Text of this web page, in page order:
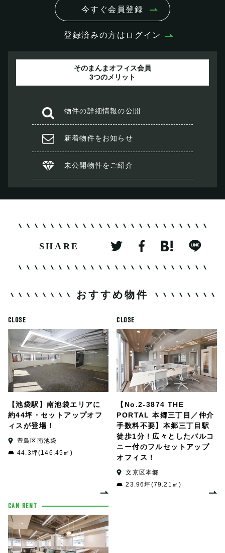
今すぐ会員登録
登録済みの方はログイン
そのまんまオフィス会員
3つのメリット
物件の詳細情報の公開
新着物件をお知らせ
未公開物件を ご紹介
SHARE
おすすめ物件
CLOSE
【池袋駅】南池袋エリアに
約44坪・セットアップオフ
ィスが登場！
豊島区南池袋
44.3坪(146.45㎡)
CLOSE
【No.2-3874 THE
PORTAL 本郷三丁目／仲介
手数料不要】本郷三丁目駅
徒歩1分！広々としたバルコ
ニー付のフルセットアップ
オフィス！
文京区本郷
23.96坪(79.21㎡)
CAN RENT